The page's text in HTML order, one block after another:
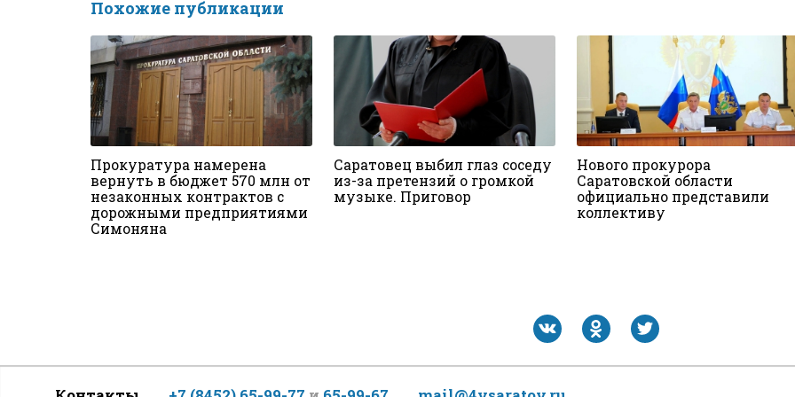
Похожие публикации
Прокуратура намерена
вернуть в бюджет 570 млн от
незаконных контрактов с
дорожными предприятиями
Симоняна
Саратовец выбил глаз соседу
из-за претензий о громкой
музыке. Приговор
Нового прокурора
Саратовской области
официально представили
коллективу